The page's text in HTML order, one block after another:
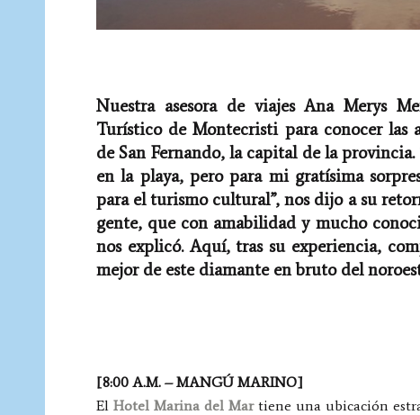
Nuestra asesora de viajes Ana Merys
Turístico de Montecristi para conocer las
de San Fernando, la capital de la
en la playa, pero para mi gratísima
para el turismo cultural”, nos dijo a su
gente, que con amabilidad y mucho
nos explicó. Aquí, tras su experiencia,
mejor de este diamante en bruto del
[8:00 A.M. – MANGÚ MARINO]
El Hotel Marina del Martiene una ubicación